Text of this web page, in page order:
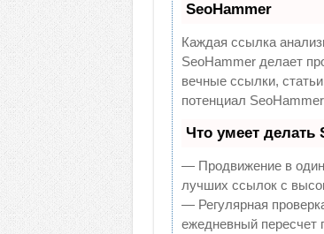
SeoHammer
Каждая ссылка
SeoHammer делает
вечные ссылки,
потенциал
Что умеет делать
— Продвижение в один
лучших ссылок с
— Регулярная
ежедневный пересчет